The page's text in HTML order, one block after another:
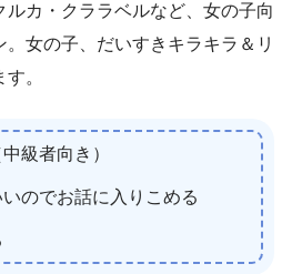
ルカ・クララベルなど、女の子向
女の子、だいすきキラキラ＆リ
。
級者向き）
のでお話に入りこめる